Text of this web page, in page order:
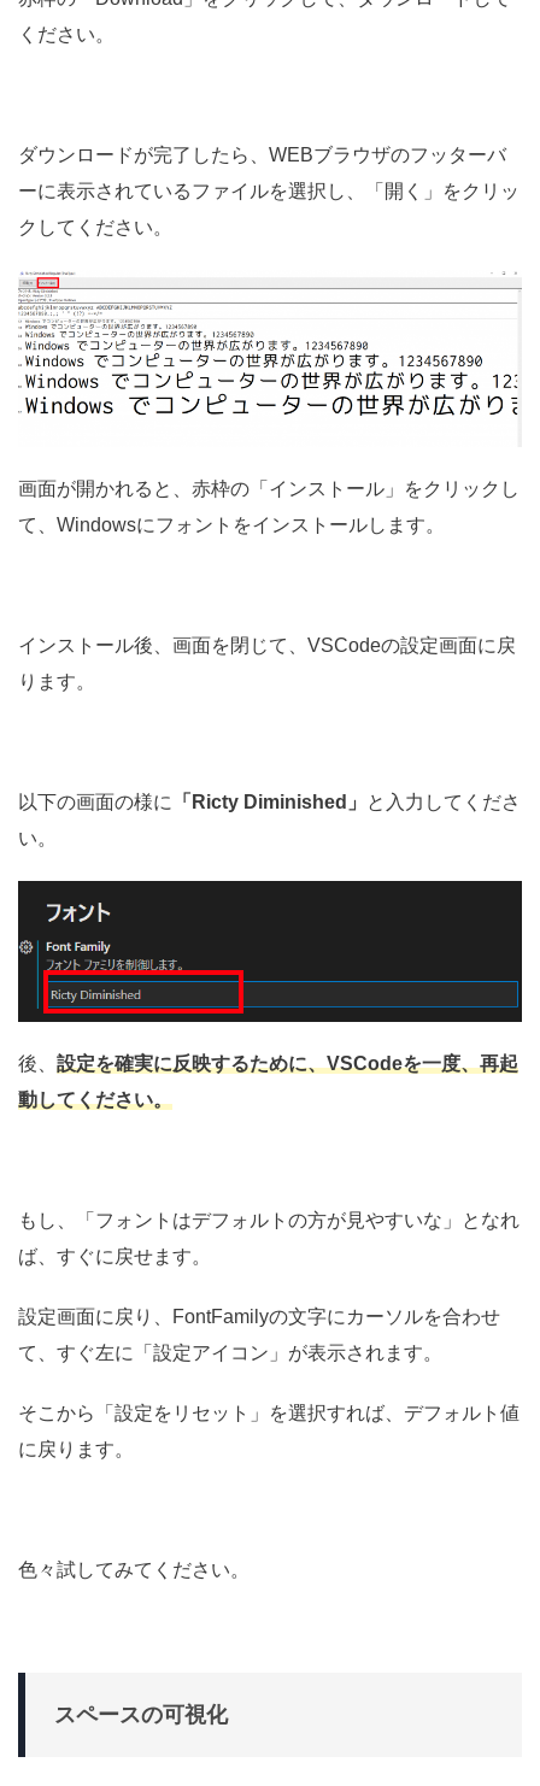
ください。
ダウンロードが完了したら、WEBブラウザのフッターバ
ーに表示されているファイルを選択し、「開く」をクリッ
クしてください。
画面が開かれると、赤枠の「インストール」をクリックし
て、Windowsにフォントをインストールします。
インストール後、画面を閉じて、VSCodeの設定画面に戻
ります。
以下の画面の様に 「Ricty Diminished」
と入力してくださ
い。
後、 設定を確実に反映するために、VSCodeを一度、再起
動してください。
もし、「フォントはデフォルトの方が見やすいな」となれ
ば、すぐに戻せます。
設定画面に戻り、FontFamilyの文字にカーソルを合わせ
て、すぐ左に「設定アイコン」が表示されます。
そこから「設定をリセット」を選択すれば、デフォルト値
に戻ります。
色々試してみてください。
スペースの可視化